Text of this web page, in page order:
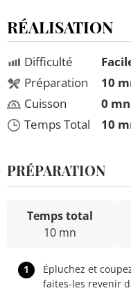
RÉALISATION
Difficulté
Préparation
Cuisson
Temps Total
10
0 mn
10
PRÉPARATION
Temps total
10 mn
1
Épluchez et
faites-les revenir